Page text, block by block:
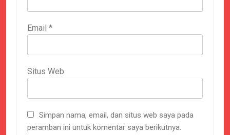
Email *
Situs Web
Simpan nama, email, dan situs web saya pada
peramban ini untuk komentar saya berikutnya.